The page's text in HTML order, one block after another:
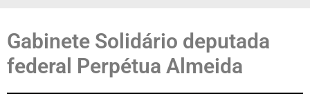
Gabinete Solidário deputada
federal Perpétua Almeida